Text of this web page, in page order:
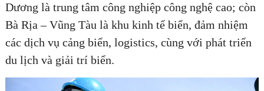
Dương là trung tâm công nghiệp công nghệ cao; còn
Bà Rịa – Vũng Tàu là khu kinh tế biển, đảm nhiệm
các dịch vụ cảng biển, logistics, cùng với phát triển
du lịch và giải trí biển.